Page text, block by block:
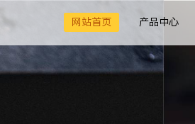
网站首页 产品中心